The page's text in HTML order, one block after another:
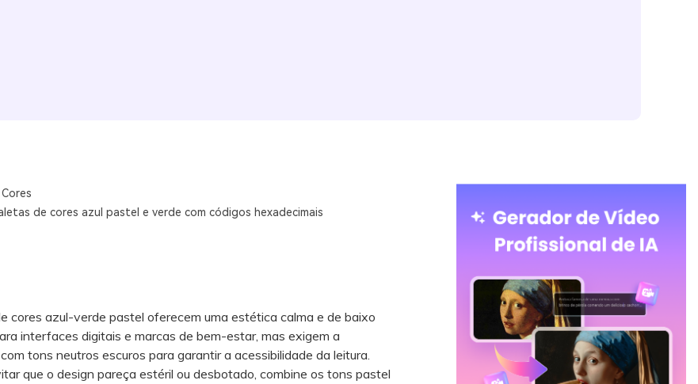
de cores azul pastel e verde com códigos hexadecimais
cores azul-verde pastel oferecem uma estética calma e de baixo
interfaces digitais e marcas de bem-estar, mas exigem a
tons neutros escuros para garantir a acessibilidade da leitura.
que o design pareça estéril ou desbotado, combine os tons pastel